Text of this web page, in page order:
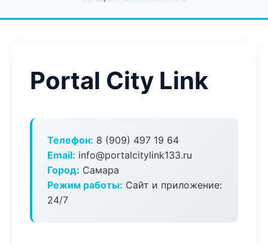
Portal City Link
Телефон: 8 (909) 497 19 64
Email: info@portalcitylink133.ru
Город: Самара
Режим работы: Сайт и приложение:
24/7